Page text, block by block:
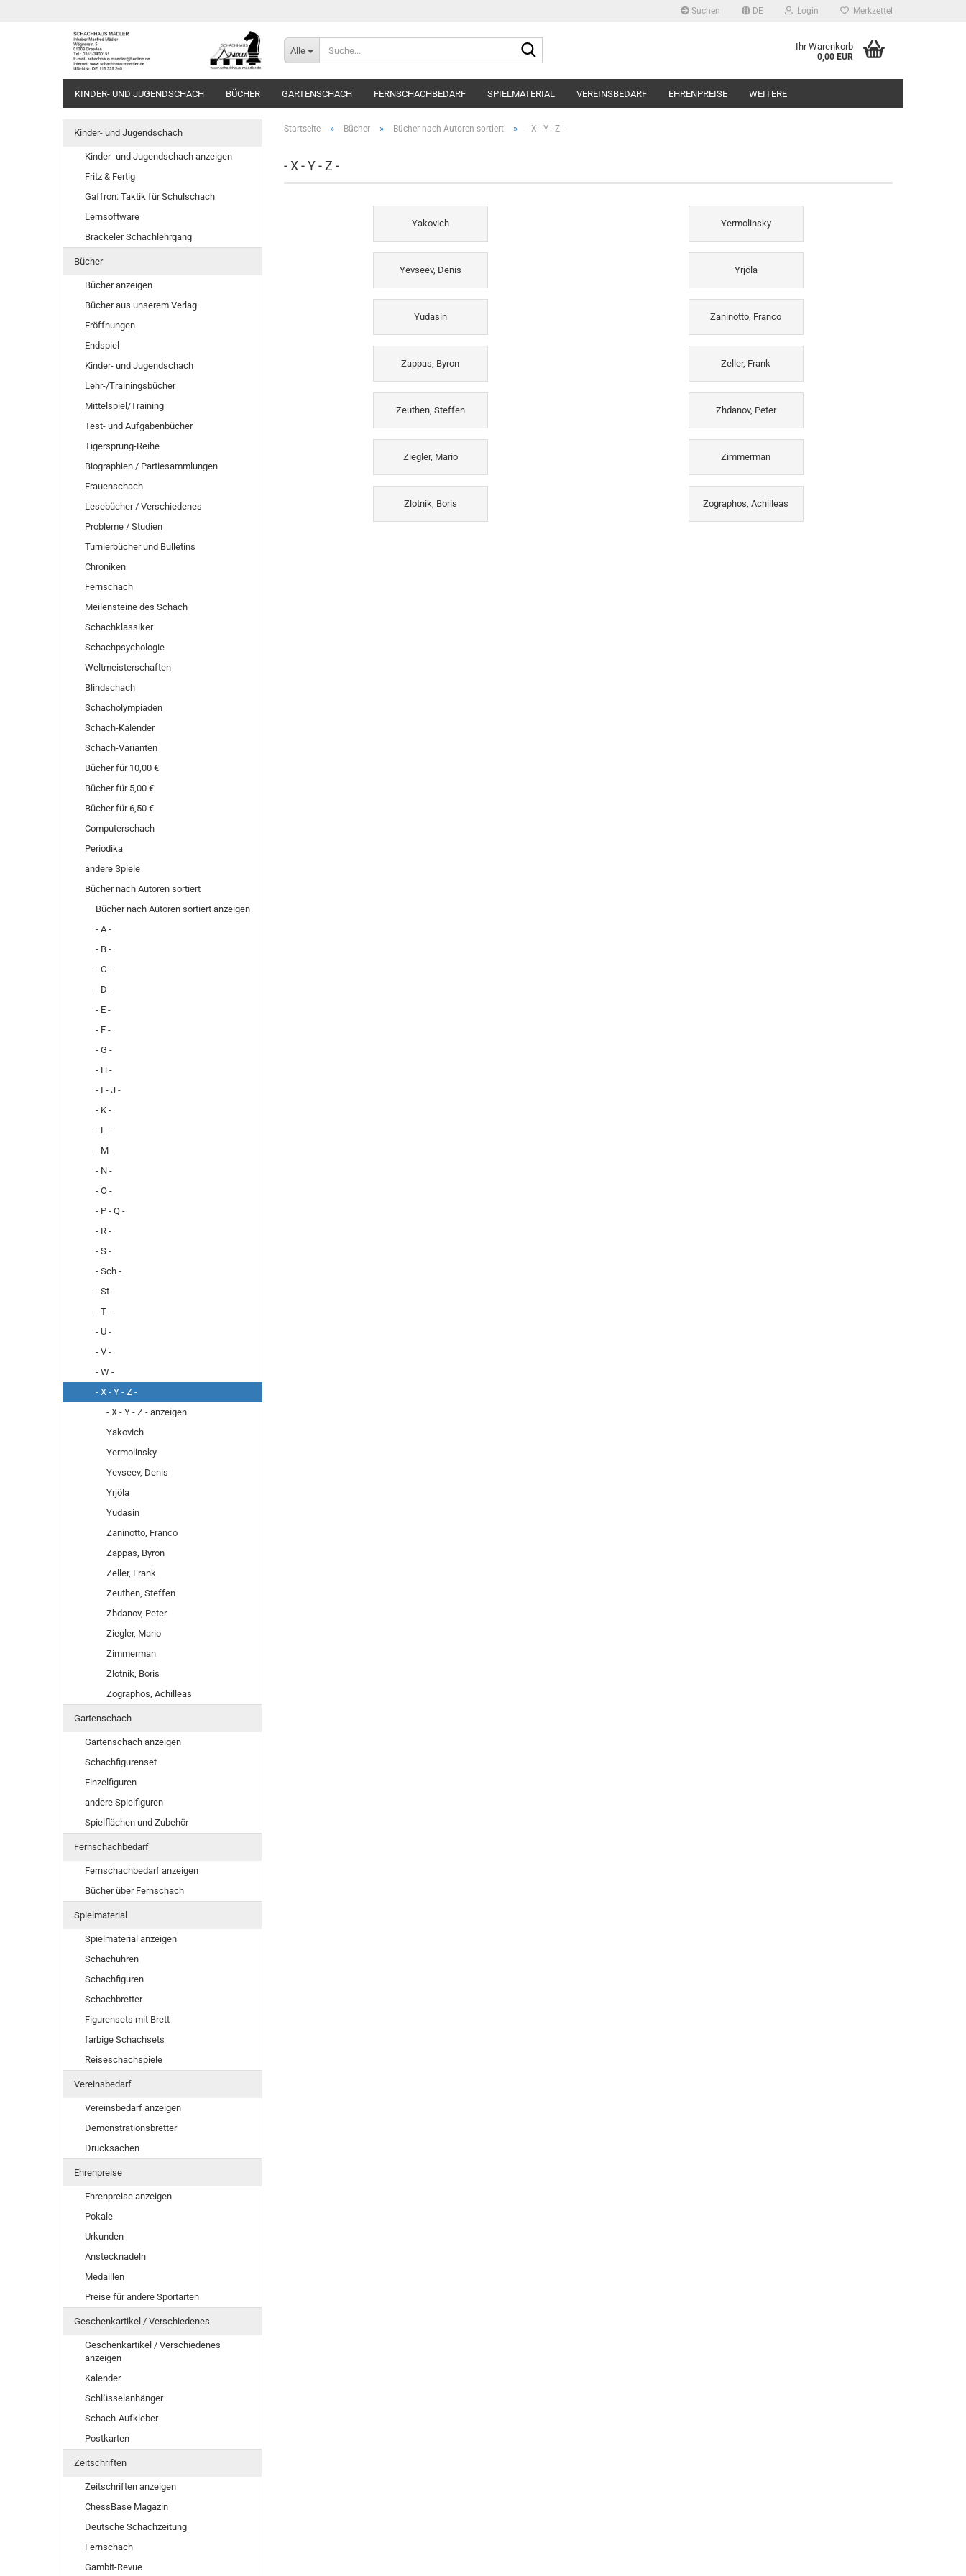
Suchen DE Login Merkzettel
Alle Ihr Warenkorb
0,00 EUR
KINDER- UND JUGENDSCHACH BÜCHER GARTENSCHACH FERNSCHACHBEDARF SPIELMATERIAL VEREINSBEDARF EHRENPREISE WEITERE
Startseite » Bücher » Bücher nach Autoren sortiert » - X - Y - Z -
- X - Y - Z -
Yakovich Yermolinsky
Yevseev, Denis Yrjöla
Yudasin Zaninotto, Franco
Zappas, Byron Zeller, Frank
Zeuthen, Steffen Zhdanov, Peter
Ziegler, Mario Zimmerman
Zlotnik, Boris Zographos, Achilleas
Kinder- und Jugendschach
Kinder- und Jugendschach anzeigen
Fritz & Fertig
Gaffron: Taktik für Schulschach
Lernsoftware
Brackeler Schachlehrgang
Bücher
Bücher anzeigen
Bücher aus unserem Verlag
Eröffnungen
Endspiel
Kinder- und Jugendschach
Lehr-/Trainingsbücher
Mittelspiel/Training
Test- und Aufgabenbücher
Tigersprung-Reihe
Biographien / Partiesammlungen
Frauenschach
Lesebücher / Verschiedenes
Probleme / Studien
Turnierbücher und Bulletins
Chroniken
Fernschach
Meilensteine des Schach
Schachklassiker
Schachpsychologie
Weltmeisterschaften
Blindschach
Schacholympiaden
Schach-Kalender
Schach-Varianten
Bücher für 10,00 €
Bücher für 5,00 €
Bücher für 6,50 €
Computerschach
Periodika
andere Spiele
Bücher nach Autoren sortiert
Bücher nach Autoren sortiert anzeigen
- A -
- B -
- C -
- D -
- E -
- F -
- G -
- H -
- I - J -
- K -
- L -
- M -
- N -
- O -
- P - Q -
- R -
- S -
- Sch -
- St -
- T -
- U -
- V -
- W -
- X - Y - Z -
- X - Y - Z - anzeigen
Yakovich
Yermolinsky
Yevseev, Denis
Yrjöla
Yudasin
Zaninotto, Franco
Zappas, Byron
Zeller, Frank
Zeuthen, Steffen
Zhdanov, Peter
Ziegler, Mario
Zimmerman
Zlotnik, Boris
Zographos, Achilleas
Gartenschach
Gartenschach anzeigen
Schachfigurenset
Einzelfiguren
andere Spielfiguren
Spielflächen und Zubehör
Fernschachbedarf
Fernschachbedarf anzeigen
Bücher über Fernschach
Spielmaterial
Spielmaterial anzeigen
Schachuhren
Schachfiguren
Schachbretter
Figurensets mit Brett
farbige Schachsets
Reiseschachspiele
Vereinsbedarf
Vereinsbedarf anzeigen
Demonstrationsbretter
Drucksachen
Ehrenpreise
Ehrenpreise anzeigen
Pokale
Urkunden
Anstecknadeln
Medaillen
Preise für andere Sportarten
Geschenkartikel / Verschiedenes
Geschenkartikel / Verschiedenes
anzeigen
Kalender
Schlüsselanhänger
Schach-Aufkleber
Postkarten
Zeitschriften
Zeitschriften anzeigen
ChessBase Magazin
Deutsche Schachzeitung
Fernschach
Gambit-Revue